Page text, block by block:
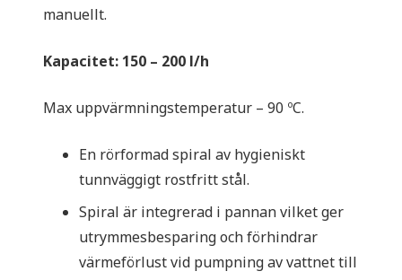
manuellt.
Kapacitet: 150 – 200 l/h
Max uppvärmningstemperatur – 90 ºC.
En rörformad spiral av hygieniskt
tunnväggigt rostfritt stål.
Spiral är integrerad i pannan vilket ger
utrymmesbesparing och förhindrar
värmeförlust vid pumpning av vattnet till